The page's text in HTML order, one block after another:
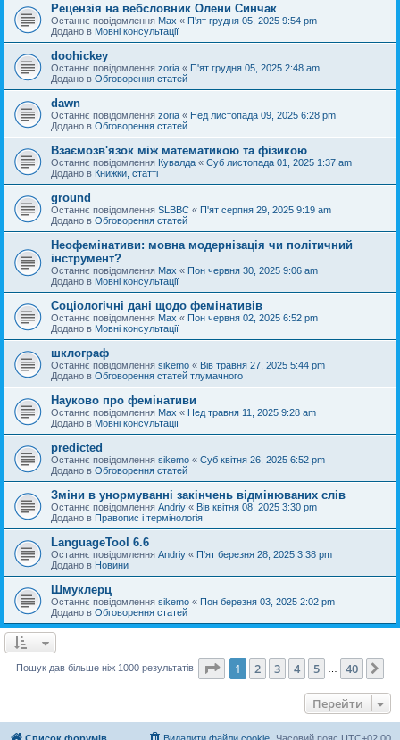
Рецензія на вебсловник Олени Синчак
Останнє повідомлення Max « П'ят грудня 05, 2025 9:54 pm
Додано в Мовні консультації
doohickey
Останнє повідомлення zoria « П'ят грудня 05, 2025 2:48 am
Додано в Обговорення статей
dawn
Останнє повідомлення zoria « Нед листопада 09, 2025 6:28 pm
Додано в Обговорення статей
Взаємозв'язок між математикою та фізикою
Останнє повідомлення Кувалда « Суб листопада 01, 2025 1:37 am
Додано в Книжки, статті
ground
Останнє повідомлення SLBBC « П'ят серпня 29, 2025 9:19 am
Додано в Обговорення статей
Неофемінативи: мовна модернізація чи політичний
інструмент?
Останнє повідомлення Max « Пон червня 30, 2025 9:06 am
Додано в Мовні консультації
Соціологічні дані щодо фемінативів
Останнє повідомлення Max « Пон червня 02, 2025 6:52 pm
Додано в Мовні консультації
шклограф
Останнє повідомлення sikemo « Вів травня 27, 2025 5:44 pm
Додано в Обговорення статей тлумачного
Науково про фемінативи
Останнє повідомлення Max « Нед травня 11, 2025 9:28 am
Додано в Мовні консультації
predicted
Останнє повідомлення sikemo « Суб квітня 26, 2025 6:52 pm
Додано в Обговорення статей
Зміни в унормуванні закінчень відмінюваних слів
Останнє повідомлення Andriy « Вів квітня 08, 2025 3:30 pm
Додано в Правопис і термінологія
LanguageTool 6.6
Останнє повідомлення Andriy « П'ят березня 28, 2025 3:38 pm
Додано в Новини
Шмуклерц
Останнє повідомлення sikemo « Пон березня 03, 2025 2:02 pm
Додано в Обговорення статей
Пошук дав більше ніж 1000 результатів Сторінка 1 40
1 2 3 4 5 40
Перейти
Список форумів Часовий пояс UTC+02:00
Видалити файли cookie